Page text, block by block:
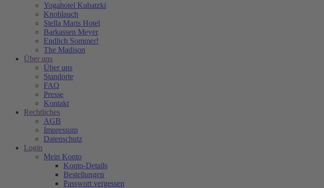
Yogahotel Kubatzki
Knoblauch
Stella Maris Hotel
Barkassen Meyer
Endlich Sommer!
The Madison
Über uns
Über uns
Standorte
FAQ
Presse
Kontakt
Rechtliches
AGB
Impressum
Datenschutz
Login
Mein Konto
Konto-Details
Bestellungen
Passwort vergessen